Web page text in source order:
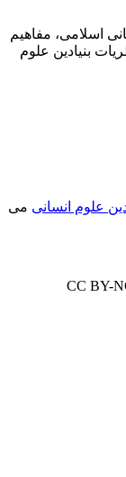
مفاهیم
می